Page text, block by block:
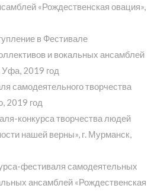
«Рождественская овация»,
в Фестивале
и вокальных ансамблей
Уфа, 2019 год
самодеятельного творчества
2019 год
конкурса творчества людей
нашей верны», г. Мурманск,
фестиваля самодеятельных
ансамблей «Рождественская